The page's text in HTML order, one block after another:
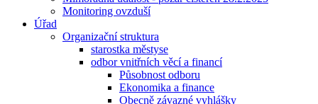
Monitoring ovzduší
Úřad
Organizační struktura
starostka městyse
odbor vnitřních věcí a financí
Působnost odboru
Ekonomika a finance
Obecně závazné vyhlášky